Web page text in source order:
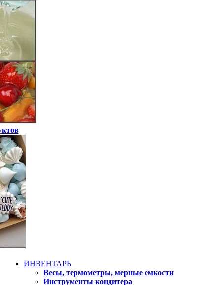
ИНВЕНТАРЬ
Весы, термометры, мерные емкости
Инструменты кондитера